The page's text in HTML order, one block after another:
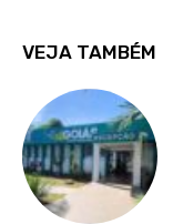
VEJA TAMBÉM